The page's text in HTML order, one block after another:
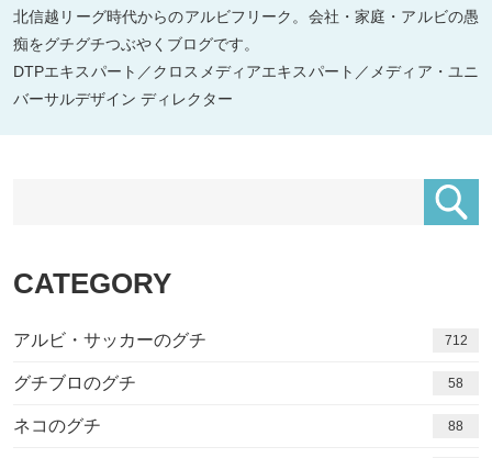
北信越リーグ時代からのアルビフリーク。会社・家庭・アルビの愚
痴をグチグチつぶやくブログです。
DTPエキスパート／クロスメディアエキスパート／メディア・ユニ
バーサルデザイン ディレクター
CATEGORY
アルビ・サッカーのグチ 712
グチブロのグチ 58
ネコのグチ 88